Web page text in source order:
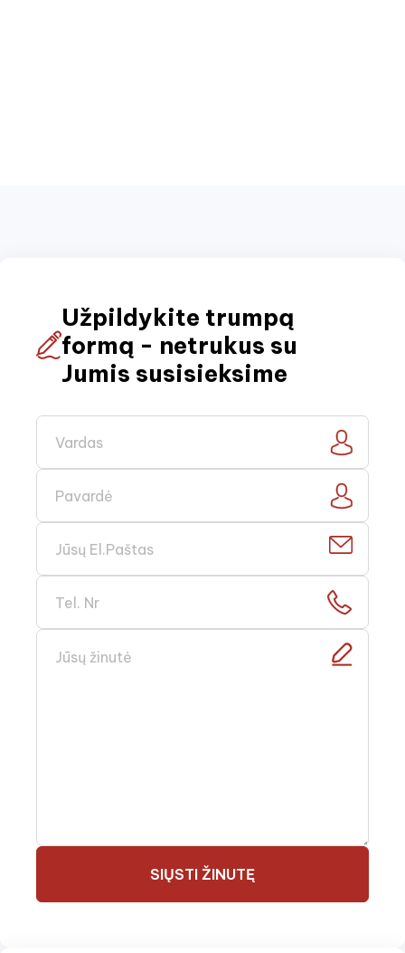
Užpildykite trumpą
formą - netrukus su
Jumis susisieksime
SIŲSTI ŽINUTĘ